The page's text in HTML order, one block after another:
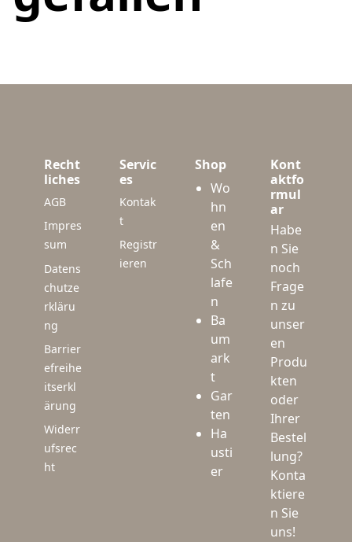
Recht
liches
AGB
Impres
sum
Datens
chutze
rkläru
ng
Barrier
efreihe
itserkl
ärung
Widerr
ufsrec
ht
Servic
es
Kontak
t
Registr
ieren
Shop
Wo
hn
en
&
Sch
lafe
n
Ba
um
ark
t
Gar
ten
Ha
usti
er
Kont
aktfo
rmul
ar
Habe
n Sie
noch
Frage
n zu
unser
en
Produ
kten
oder
Ihrer
Bestel
lung?
Konta
ktiere
n Sie
uns!